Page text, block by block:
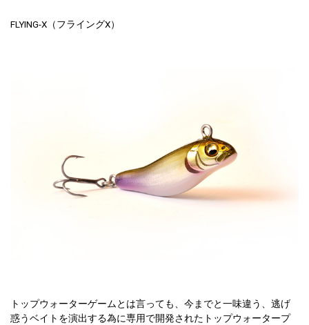
FLYING-X（フライングX）
トップウォーターゲームとは言っても、今までと一味違う、逃げ
惑うベイトを演出する為に専用で開発されたトップウォータープ